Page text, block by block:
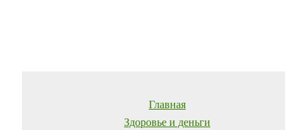
Главная
Здоровье и деньги